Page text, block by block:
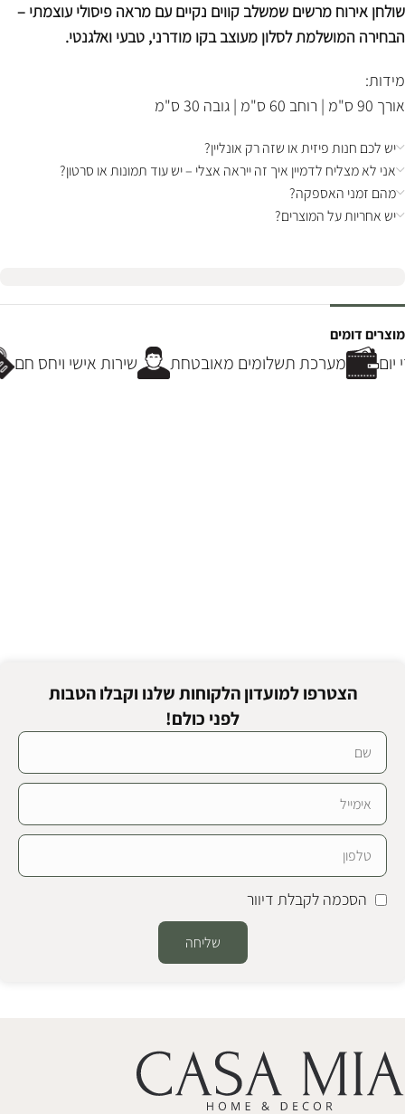
שולחן אירוח מרשים שמשלב קווים נקיים עם מראה פיסולי עוצמתי –
הבחירה המושלמת לסלון מעוצב בקו מודרני, טבעי ואלגנטי.
מידות:
אורך 90 ס"מ | רוחב 60 ס"מ | גובה 30 ס"מ
יש לכם חנות פיזית או שזה רק אונליין?
אני לא מצליח לדמיין איך זה ייראה אצלי – יש עוד תמונות או סרטון?
מהם זמני האספקה?
יש אחריות על המוצרים?
מוצרים דומים
שירות אישי ויחס חם מערכת תשלומים מאובטחת
הצטרפו למועדון הלקוחות שלנו וקבלו הטבות
לפני כולם!
הסכמה לקבלת דיוור
שליחה